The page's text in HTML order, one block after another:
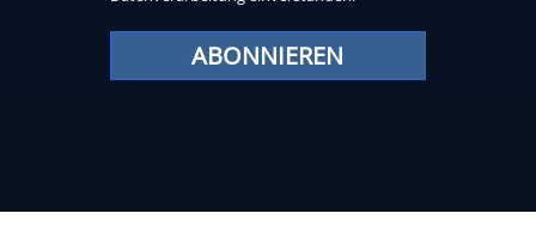
ABONNIEREN